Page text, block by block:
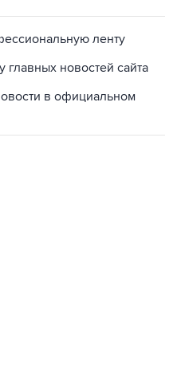
ленту
главных новостей сайта
в официальном